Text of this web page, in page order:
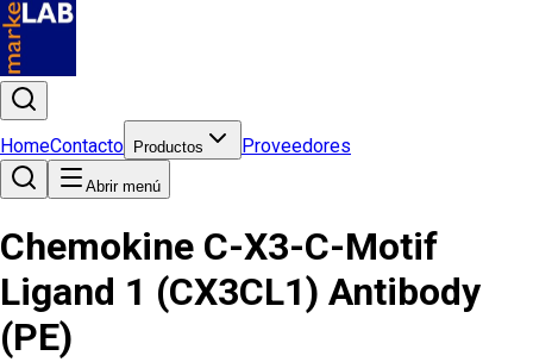
HomeContacto Productos Proveedores
Abrir menú
Chemokine C-X3-C-Motif
Ligand 1 (CX3CL1) Antibody
(PE)